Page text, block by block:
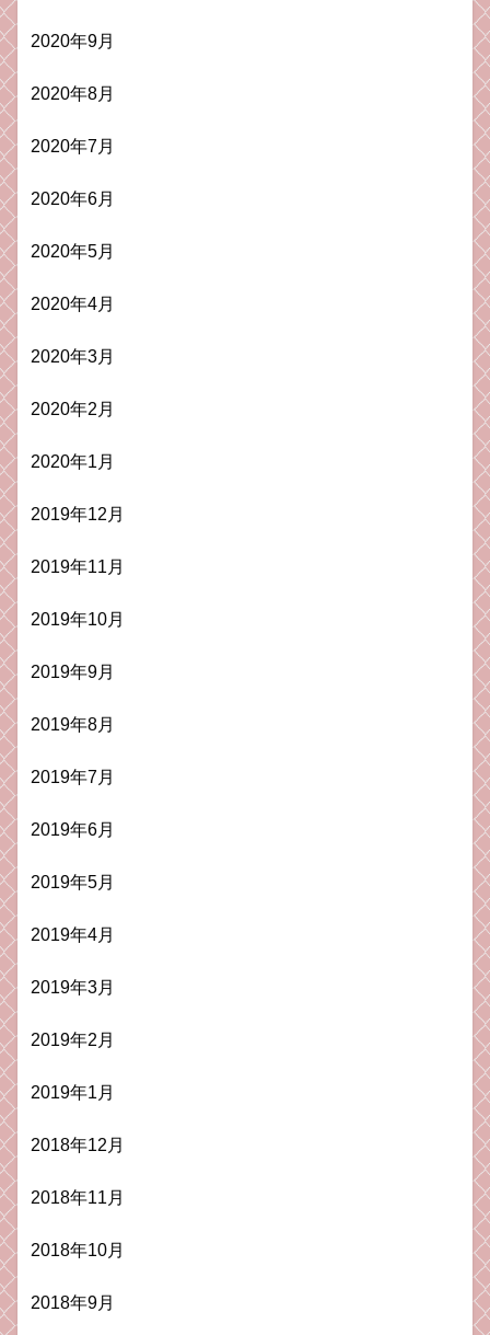
2020年9月
2020年8月
2020年7月
2020年6月
2020年5月
2020年4月
2020年3月
2020年2月
2020年1月
2019年12月
2019年11月
2019年10月
2019年9月
2019年8月
2019年7月
2019年6月
2019年5月
2019年4月
2019年3月
2019年2月
2019年1月
2018年12月
2018年11月
2018年10月
2018年9月